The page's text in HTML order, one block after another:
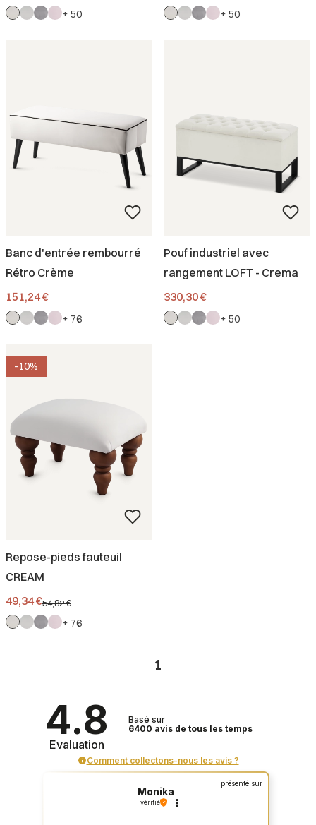
+ 50 + 50
Banc d'entrée rembourré
Rétro Crème
Prix
151,24 €
+ 76
Pouf industriel avec
rangement LOFT - Crema
Prix
330,30 €
+ 50
-10%
Repose-pieds fauteuil
CREAM
Prix promotionnel
49,34 €54,82 €
+ 76
1
4.8
Evaluation
Basé sur
6400 avis de tous les temps
Comment collectons-nous les avis ?
présenté sur
Monika
vérifié